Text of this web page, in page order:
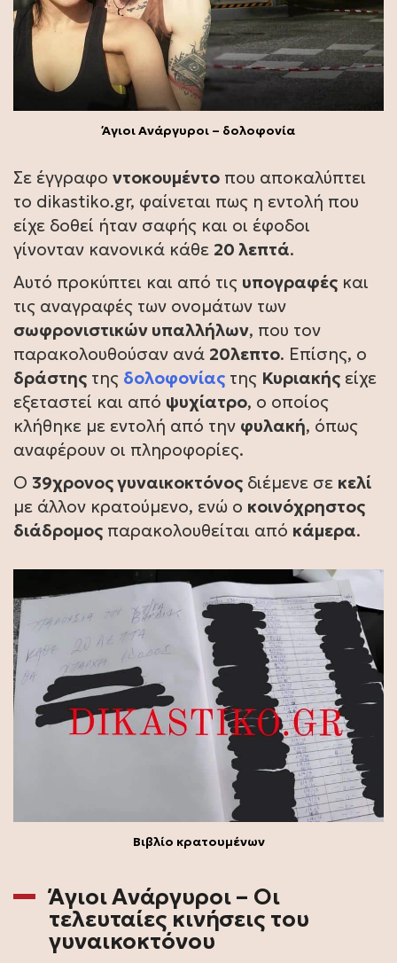
Άγιοι Ανάργυροι – δολοφονία
Σε έγγραφο ντοκουμέντο που αποκαλύπτει
το dikastiko.gr, φαίνεται πως η εντολή που
είχε δοθεί ήταν σαφής και οι έφοδοι
γίνονταν κανονικά κάθε 20 λεπτά.
Αυτό προκύπτει και από τις υπογραφές και
τις αναγραφές των ονομάτων των
σωφρονιστικών υπαλλήλων, που τον
παρακολουθούσαν ανά 20λεπτο. Επίσης, ο
δράστης της δολοφονίας της Κυριακής είχε
εξεταστεί και από ψυχίατρο, ο οποίος
κλήθηκε με εντολή από την φυλακή, όπως
αναφέρουν οι πληροφορίες.
Ο 39χρονος γυναικοκτόνος διέμενε σε κελί
με άλλον κρατούμενο, ενώ ο κοινόχρηστος
διάδρομος παρακολουθείται από κάμερα.
Βιβλίο κρατουμένων
Άγιοι Ανάργυροι – Οι
τελευταίες κινήσεις του
γυναικοκτόνου